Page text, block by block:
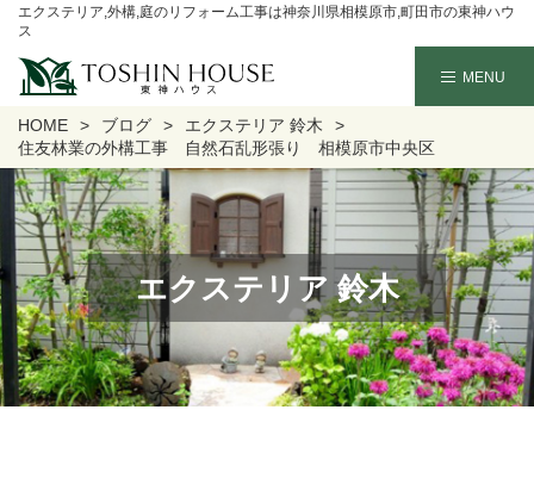
エクステリア,外構,庭のリフォーム工事は神奈川県相模原市,町田市の東神ハウ
ス
HOME ブログ
エクステリア 鈴木
住友林業の外構工事 自然石乱形張り 相模原市中央区
エクステリア 鈴木